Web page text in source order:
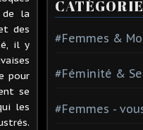
de la
des
il y
pour
se
les
#Femmes &
#Féminité &
#Femmes -